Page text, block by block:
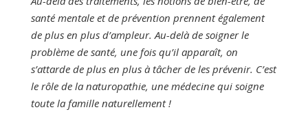
santé mentale et de prévention prennent également
de plus en plus d’ampleur. Au-delà de soigner le
problème de santé, une fois qu’il apparaît, on
s’attarde de plus en plus à tâcher de les prévenir. C’est
le rôle de la naturopathie, une médecine qui soigne
toute la famille naturellement !